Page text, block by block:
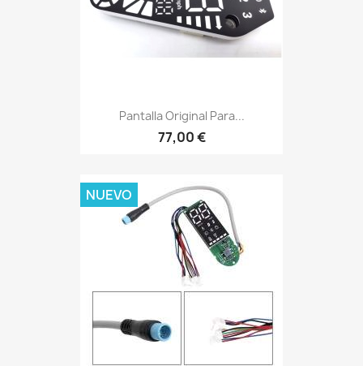
Pantalla Original Para...
77,00 €
NUEVO